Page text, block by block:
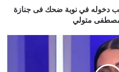
دخوله في نوبة ضحك فى جنازة
متولي